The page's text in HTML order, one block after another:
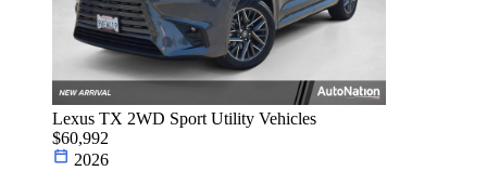
Lexus TX 2WD Sport Utility Vehicles
$60,992
2026